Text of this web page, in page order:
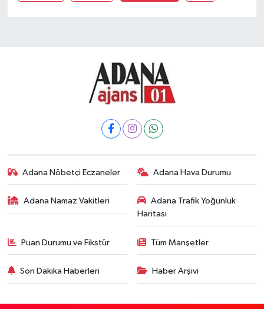
Adana Nöbetçi Eczaneler Adana Hava Durumu
Adana Namaz Vakitleri
Adana Trafik Yoğunluk
Haritası
Puan Durumu ve Fikstür Tüm Manşetler
Son Dakika Haberleri Haber Arşivi